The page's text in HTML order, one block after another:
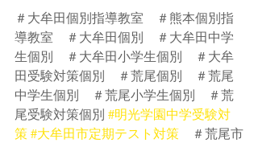
＃大牟田個別指導教室　＃熊本個別指
導教室　＃大牟田個別　＃大牟田中学
生個別　＃大牟田小学生個別　＃大牟
田受験対策個別　＃荒尾個別　＃荒尾
中学生個別　＃荒尾小学生個別　＃荒
尾受験対策個別 #明光学園中学受験対
策#大牟田市定期テスト対策 ＃荒尾市